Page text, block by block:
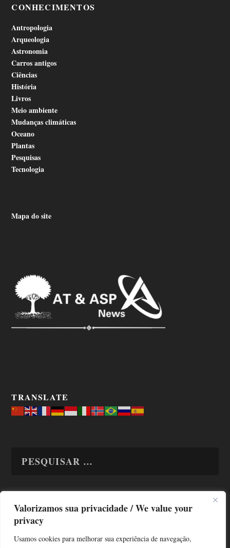
Valorizamos sua privacidade / We value your
privacy
Usamos cookies para melhorar sua experiência de navegação,
CONHECIMENTOS
Antropologia
Arqueologia
Astronomia
Carros antigos
Ciências
História
Livros
Meio ambiente
Mudanças climáticas
Oceano
Plantas
Pesquisas
Tecnologia
Mapa do site
TRANSLATE
TODAS OS ASSUNTOS